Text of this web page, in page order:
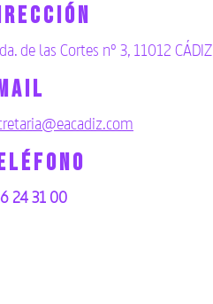
de las Cortes nº 3, 11012 CÁDIZ
24 31 00